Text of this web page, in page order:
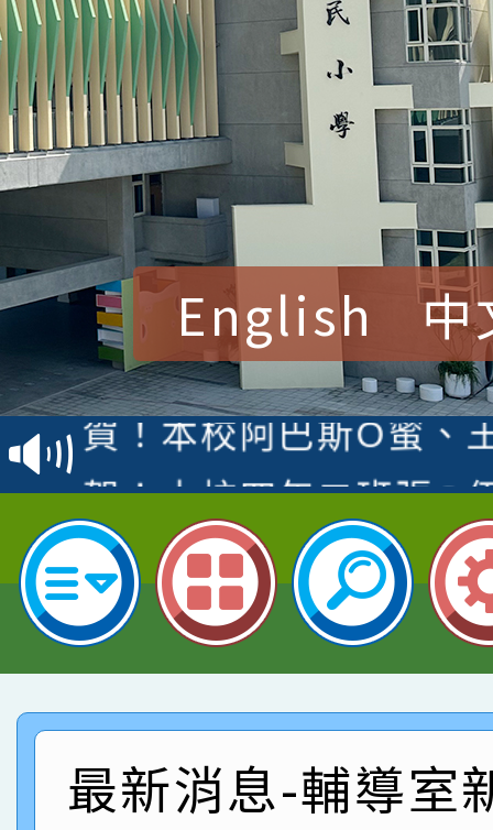
English 中
賀！本校參加桃園市中
賽 洪綺君教師榮獲社
名
賀！本校阿巴斯O蜜、
倩參加桃園市科展 國
名 指導老師王老師、
賀！本校四年二班張O
園市英語競賽國小朗讀
指導老師林老師
賀！本校參加桃園市中
賽 劉文瑛教師榮獲教
臺灣台語-第二名
賀！本校參與2026世
市賽榮獲科學小創客佳
創客第三名。
賀！本校參加桃園市中
賽 洪綺君教師榮獲社
名
賀！本校阿巴斯O蜜、
倩參加桃園市科展 國
賀！本校四年二班張O
最新消息-輔導室